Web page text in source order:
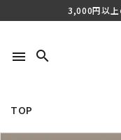
3,000円以上
menu search
TOP